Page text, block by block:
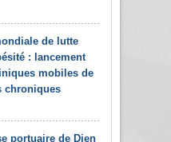
de lutte
: lancement
mobiles de
chroniques
portuaire de Djen